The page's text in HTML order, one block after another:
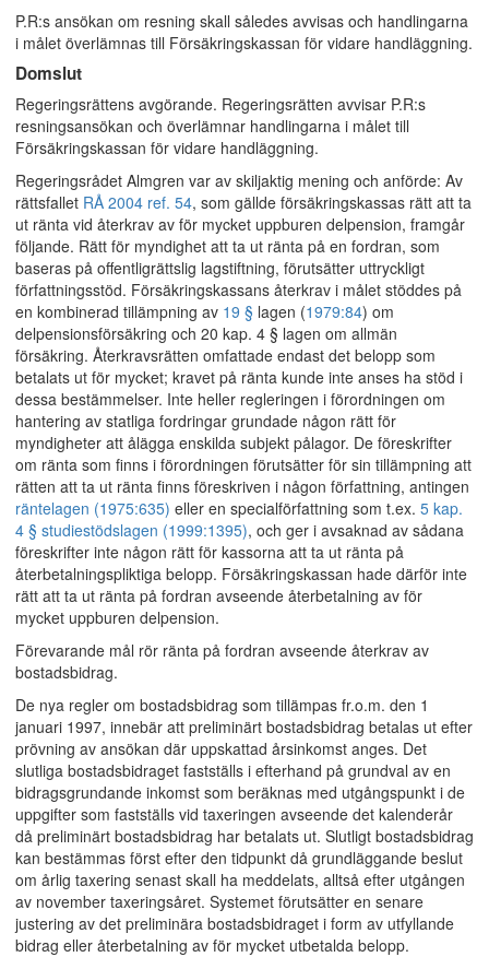
P.R:s ansökan om resning skall således avvisas och handlingarna
i målet överlämnas till Försäkringskassan för vidare handläggning.
Domslut
Regeringsrättens avgörande. Regeringsrätten avvisar P.R:s
resningsansökan och överlämnar handlingarna i målet till
Försäkringskassan för vidare handläggning.
Regeringsrådet Almgren var av skiljaktig mening och anförde: Av
rättsfallet RÅ 2004 ref. 54, som gällde försäkringskassas rätt att ta
ut ränta vid återkrav av för mycket uppburen delpension, framgår
följande. Rätt för myndighet att ta ut ränta på en fordran, som
baseras på offentligrättslig lagstiftning, förutsätter uttryckligt
författningsstöd. Försäkringskassans återkrav i målet stöddes på
en kombinerad tillämpning av 19 § lagen (1979:84) om
delpensionsförsäkring och 20 kap. 4 § lagen om allmän
försäkring. Återkravsrätten omfattade endast det belopp som
betalats ut för mycket; kravet på ränta kunde inte anses ha stöd i
dessa bestämmelser. Inte heller regleringen i förordningen om
hantering av statliga fordringar grundade någon rätt för
myndigheter att ålägga enskilda subjekt pålagor. De föreskrifter
om ränta som finns i förordningen förutsätter för sin tillämpning att
rätten att ta ut ränta finns föreskriven i någon författning, antingen
räntelagen (1975:635) eller en specialförfattning som t.ex. 5 kap.
4 § studiestödslagen (1999:1395), och ger i avsaknad av sådana
föreskrifter inte någon rätt för kassorna att ta ut ränta på
återbetalningspliktiga belopp. Försäkringskassan hade därför inte
rätt att ta ut ränta på fordran avseende återbetalning av för
mycket uppburen delpension.
Förevarande mål rör ränta på fordran avseende återkrav av
bostadsbidrag.
De nya regler om bostadsbidrag som tillämpas fr.o.m. den 1
januari 1997, innebär att preliminärt bostadsbidrag betalas ut efter
prövning av ansökan där uppskattad årsinkomst anges. Det
slutliga bostadsbidraget fastställs i efterhand på grundval av en
bidragsgrundande inkomst som beräknas med utgångspunkt i de
uppgifter som fastställs vid taxeringen avseende det kalenderår
då preliminärt bostadsbidrag har betalats ut. Slutligt bostadsbidrag
kan bestämmas först efter den tidpunkt då grundläggande beslut
om årlig taxering senast skall ha meddelats, alltså efter utgången
av november taxeringsåret. Systemet förutsätter en senare
justering av det preliminära bostadsbidraget i form av utfyllande
bidrag eller återbetalning av för mycket utbetalda belopp.